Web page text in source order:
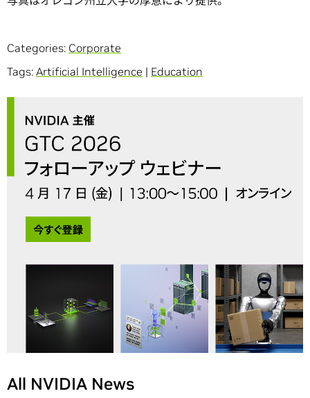
Categories: Corporate
Tags: Artificial Intelligence | Education
All NVIDIA News